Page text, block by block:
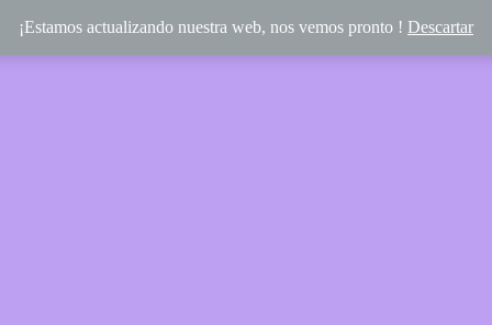
¡Estamos actualizando nuestra web, nos vemos pronto ! Descartar